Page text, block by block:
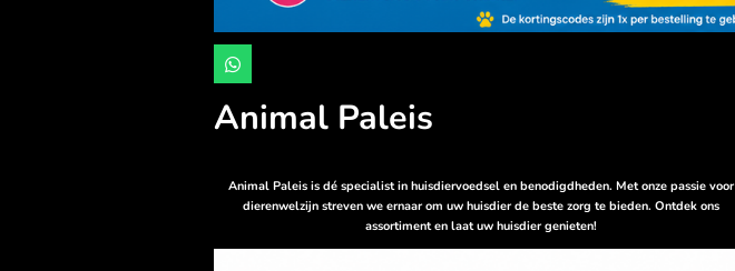
W
h
t
s
p
Animal Paleis
Animal Paleis is dé specialist in huisdiervoedsel en benodigdheden. Met onze passie voor
dierenwelzijn streven we ernaar om uw huisdier de beste zorg te bieden. Ontdek ons
assortiment en laat uw huisdier genieten!